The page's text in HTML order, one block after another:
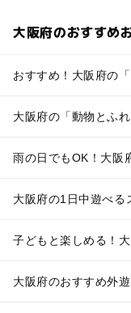
大阪府のおすすめ
おすすめ！大阪府の
大阪府の「動物とふ
雨の日でもOK！大阪
大阪府の1日中遊べる
子どもと楽しめる！
大阪府のおすすめ外